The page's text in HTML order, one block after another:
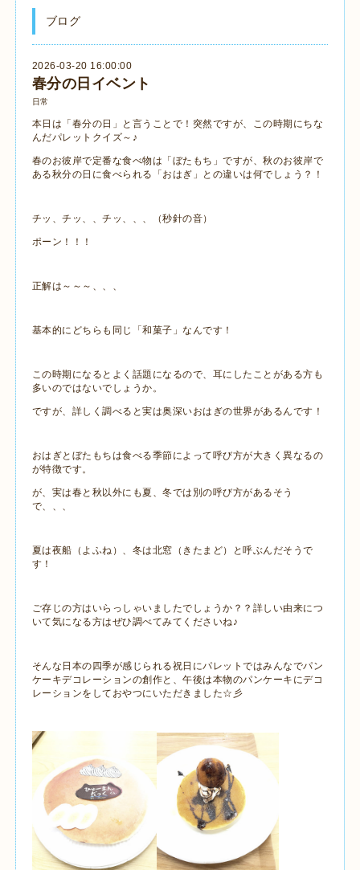
ブログ
2026-03-20 16:00:00
春分の日イベント
日常
本日は「春分の日」と言うことで！突然ですが、この時期にちな
んだパレットクイズ～♪
春のお彼岸で定番な食べ物は「ぼたもち」ですが、秋のお彼岸で
ある秋分の日に食べられる「おはぎ」との違いは何でしょう？！
チッ、チッ、、チッ、、、（秒針の音）
ポーン！！！
正解は～～～、、、
基本的にどちらも同じ「和菓子」なんです！
この時期になるとよく話題になるので、耳にしたことがある方も
多いのではないでしょうか。
ですが、詳しく調べると実は奥深いおはぎの世界があるんです！
おはぎとぼたもちは食べる季節によって呼び方が大きく異なるの
が特徴です。
が、実は春と秋以外にも夏、冬では別の呼び方があるそう
で、、、
夏は夜船（よふね）、冬は北窓（きたまど）と呼ぶんだそうで
す！
ご存じの方はいらっしゃいましたでしょうか？？詳しい由来につ
いて気になる方はぜひ調べてみてくださいね♪
そんな日本の四季が感じられる祝日にパレットではみんなでパン
ケーキデコレーションの創作と、午後は本物のパンケーキにデコ
レーションをしておやつにいただきました☆彡